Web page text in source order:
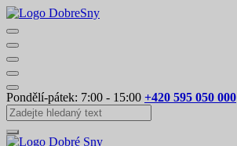
Pondělí-pátek: 7:00 - 15:00 +420 595 050 000